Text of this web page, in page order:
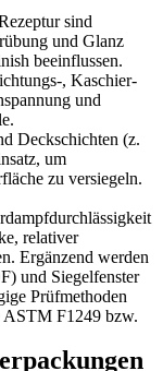
sind
und Glanz
beeinflussen.
, Kaschier-
und
Deckschichten (z.
um
zu versiegeln.
relativer
Ergänzend werden
und Siegelfenster
Prüfmethoden
F1249 bzw.